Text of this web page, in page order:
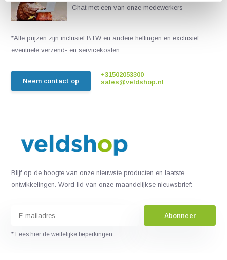
Chat met een van onze medewerkers
*Alle prijzen zijn inclusief BTW en andere heffingen en exclusief
eventuele verzend- en servicekosten
Neem contact op
+31502053300
sales@veldshop.nl
Blijf op de hoogte van onze nieuwste producten en laatste
ontwikkelingen. Word lid van onze maandelijkse nieuwsbrief:
Abonneer
* Lees hier de wettelijke beperkingen